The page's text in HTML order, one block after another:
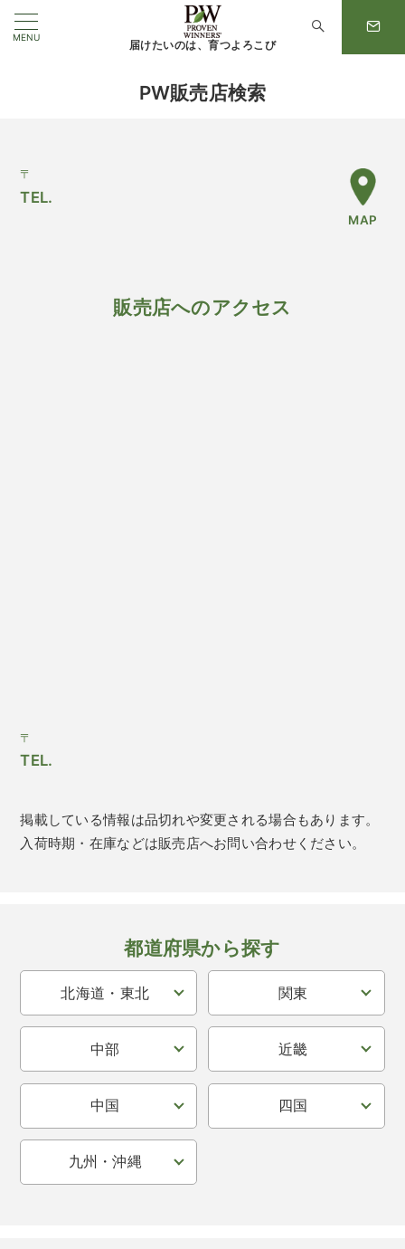
MENU
届けたいのは、育つよろこび
PW販売店検索
〒
TEL.
MAP
販売店へのアクセス
〒
TEL.
掲載している情報は品切れや変更される場合もあります。
入荷時期・在庫などは販売店へお問い合わせください。
都道府県から探す
北海道・東北 関東
中部 近畿
中国 四国
九州・沖縄